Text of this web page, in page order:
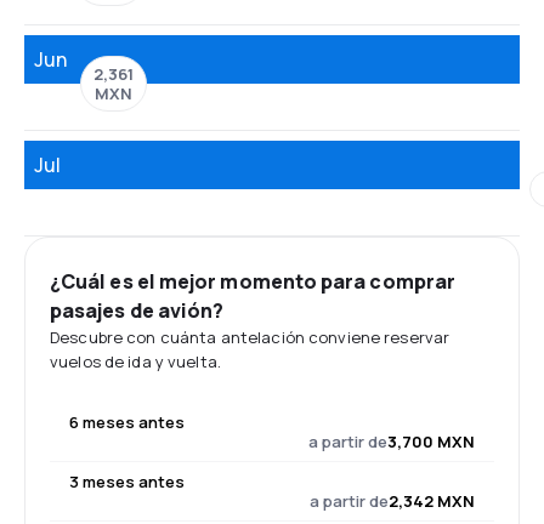
Jun
2,361
MXN
Jul
¿Cuál es el mejor momento para comprar
pasajes de avión?
Descubre con cuánta antelación conviene reservar
vuelos de ida y vuelta.
6 meses antes
a partir de3,700 MXN
3 meses antes
a partir de2,342 MXN